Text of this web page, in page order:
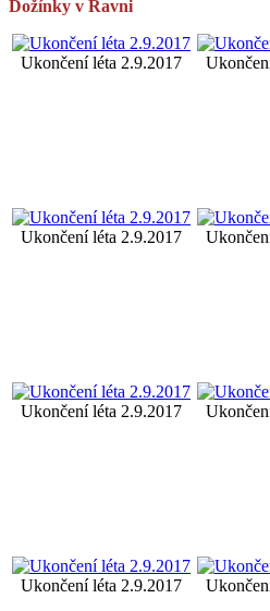
Dožínky v Ravni
Ukončení léta 2.9.2017
Ukončení léta 2.9.2017
Ukončení léta 2.9.2017
Ukončení léta 2.9.2017